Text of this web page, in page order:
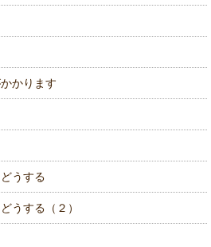
かります
うする
うする（２）